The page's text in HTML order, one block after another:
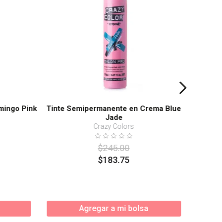
Pink
Tinte Semipermanente en Crema Blue
Jade
Crazy Colors
$245.00
$183.75
Agregar a mi bolsa